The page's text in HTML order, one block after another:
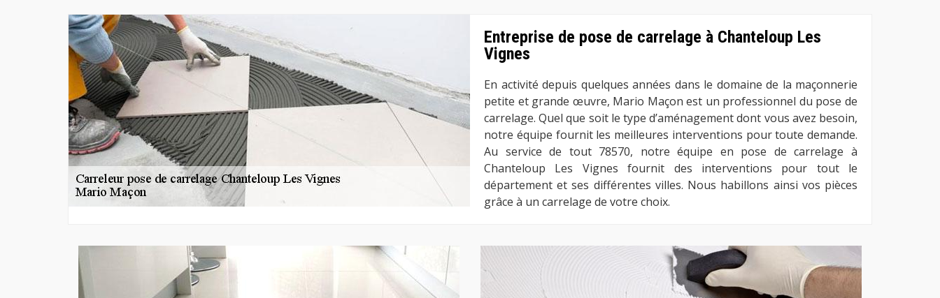
Entreprise de pose de carrelage à Chanteloup Les
Vignes
En activité depuis quelques années dans le domaine de la maçonnerie
petite et grande œuvre, Mario Maçon est un professionnel du pose de
carrelage. Quel que soit le type d’aménagement dont vous avez besoin,
notre équipe fournit les meilleures interventions pour toute demande.
Au service de tout 78570, notre équipe en pose de carrelage à
Chanteloup Les Vignes fournit des interventions pour tout le
département et ses différentes villes. Nous habillons ainsi vos pièces
grâce à un carrelage de votre choix.